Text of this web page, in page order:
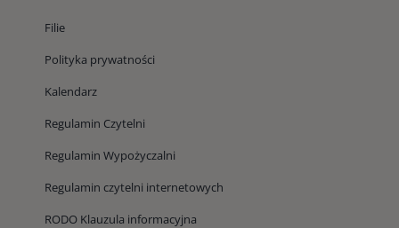
Filie
Polityka prywatności
Kalendarz
Regulamin Czytelni
Regulamin Wypożyczalni
Regulamin czytelni internetowych
RODO Klauzula informacyjna